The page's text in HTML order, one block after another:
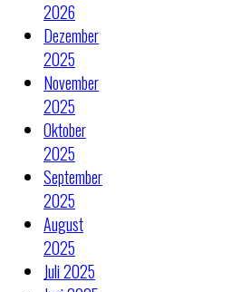
2026
Dezember
2025
November
2025
Oktober
2025
September
2025
August
2025
Juli 2025